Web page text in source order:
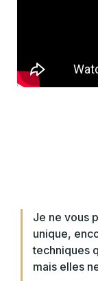
Je ne vous
unique,
techniques
mais elles